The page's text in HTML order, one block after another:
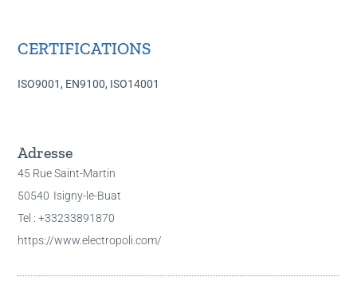
CERTIFICATIONS
ISO9001, EN9100, ISO14001
Adresse
45 Rue Saint-Martin
50540 Isigny-le-Buat
Tel : +33233891870
https://www.electropoli.com/